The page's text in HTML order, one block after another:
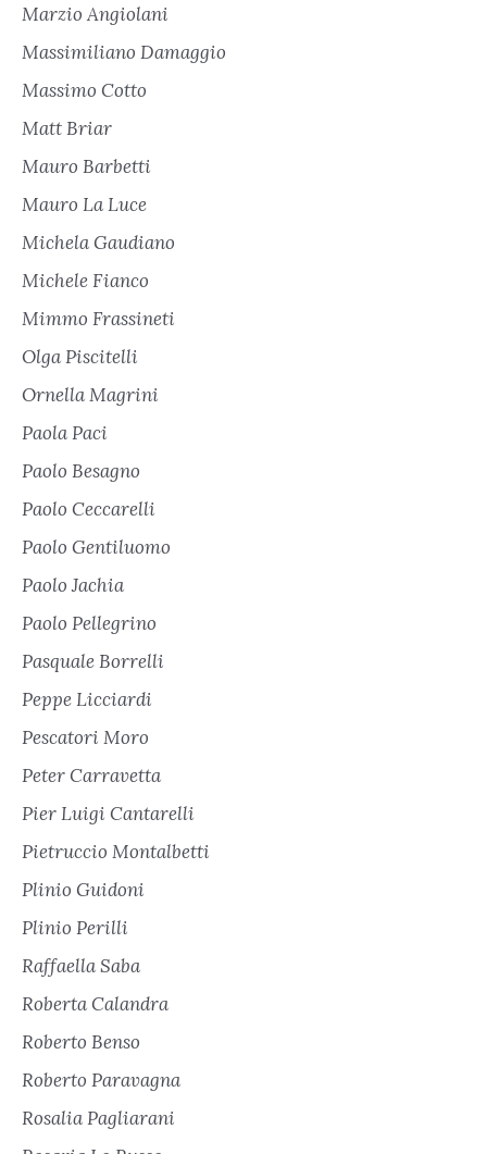
Marzio Angiolani
Massimiliano Damaggio
Massimo Cotto
Matt Briar
Mauro Barbetti
Mauro La Luce
Michela Gaudiano
Michele Fianco
Mimmo Frassineti
Olga Piscitelli
Ornella Magrini
Paola Paci
Paolo Besagno
Paolo Ceccarelli
Paolo Gentiluomo
Paolo Jachia
Paolo Pellegrino
Pasquale Borrelli
Peppe Licciardi
Pescatori Moro
Peter Carravetta
Pier Luigi Cantarelli
Pietruccio Montalbetti
Plinio Guidoni
Plinio Perilli
Raffaella Saba
Roberta Calandra
Roberto Benso
Roberto Paravagna
Rosalia Pagliarani